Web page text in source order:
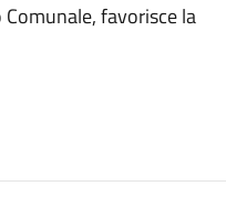
favorisce la